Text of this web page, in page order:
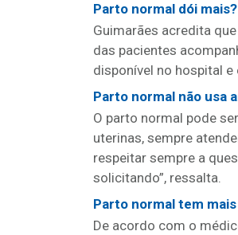
Parto normal dói mais?
Guimarães acredita
das pacientes
disponível no hospital
Parto normal não usa
O parto normal pode
uterinas, sempre
respeitar sempre a
solicitando”, ressalta.
Parto normal tem
De acordo com o